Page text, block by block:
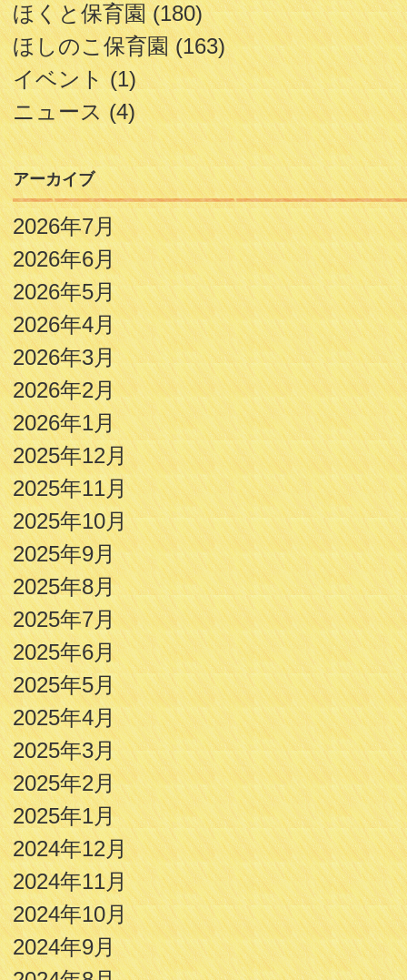
ほくと保育園(180)
ほしのこ保育園(163)
イベント(1)
ニュース(4)
アーカイブ
2026年7月
2026年6月
2026年5月
2026年4月
2026年3月
2026年2月
2026年1月
2025年12月
2025年11月
2025年10月
2025年9月
2025年8月
2025年7月
2025年6月
2025年5月
2025年4月
2025年3月
2025年2月
2025年1月
2024年12月
2024年11月
2024年10月
2024年9月